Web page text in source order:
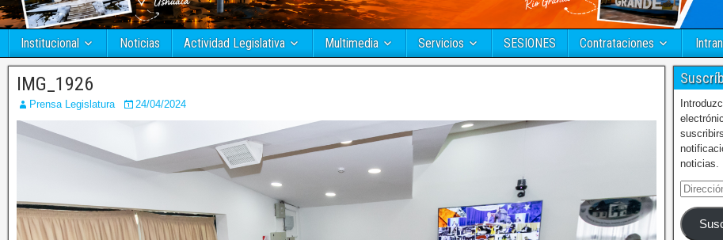
Institucional Noticias Actividad Legislativa Multimedia Servicios SESIONES Contrataciones
IMG_1926
Prensa Legislatura 24/04/2024
noticias.